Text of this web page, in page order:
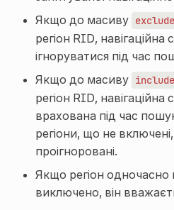
Якщо до масиву
регіон RID, навігаційна
ігноруватися під час
Якщо до масиву
регіон RID, навігаційна
врахована під час
регіони, що не
проігноровані.
Якщо регіон одночасно
виключено, він